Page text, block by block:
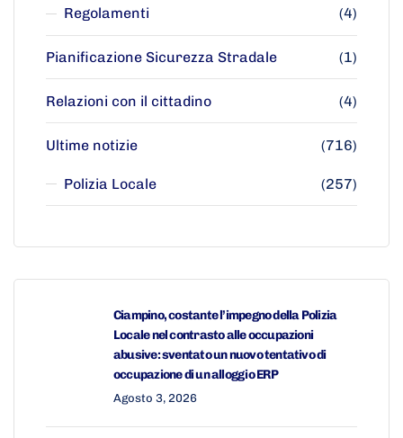
Regolamenti (4)
Pianificazione Sicurezza Stradale (1)
Relazioni con il cittadino (4)
Ultime notizie (716)
Polizia Locale (257)
Ciampino, costante l’impegno della Polizia
Locale nel contrasto alle occupazioni
abusive: sventato un nuovo tentativo di
occupazione di un alloggio ERP
Agosto 3, 2026